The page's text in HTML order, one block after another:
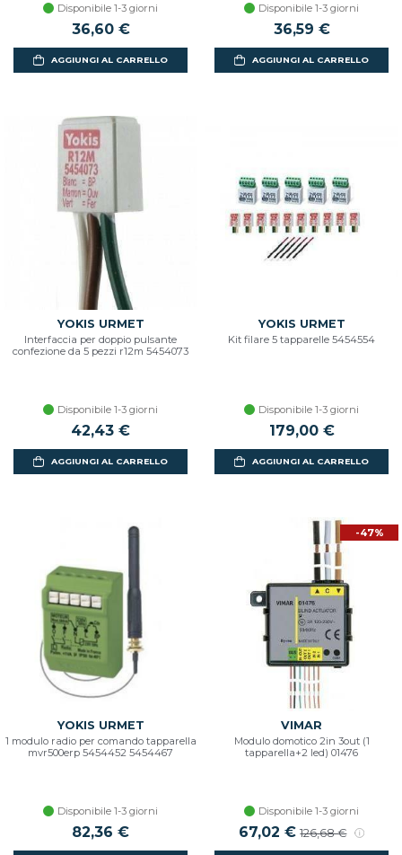
Disponibile 1-3 giorni
36,60 €
AGGIUNGI AL CARRELLO
Disponibile 1-3 giorni
36,59 €
AGGIUNGI AL CARRELLO
YOKIS URMET
Interfaccia per doppio pulsante
confezione da 5 pezzi r12m 5454073
Disponibile 1-3 giorni
42,43 €
AGGIUNGI AL CARRELLO
YOKIS URMET
Kit filare 5 tapparelle 5454554
Disponibile 1-3 giorni
179,00 €
AGGIUNGI AL CARRELLO
YOKIS URMET
1 modulo radio per comando tapparella
mvr500erp 5454452 5454467
Disponibile 1-3 giorni
82,36 €
-47%
VIMAR
Modulo domotico 2in 3out (1
tapparella+2 led) 01476
Disponibile 1-3 giorni
Prezzo scontato
67,02 € Prezzo di listino
126,68 €